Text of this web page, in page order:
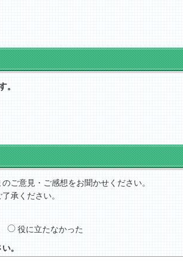
。
ご意見・ご感想をお聞かせください。
承ください。
役に立たなかった
。